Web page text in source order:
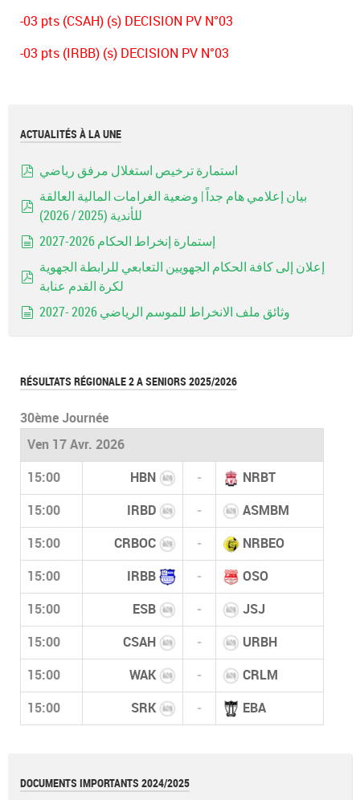
-03 pts (CSAH) (s) DECISION PV N°03
-03 pts (IRBB) (s) DECISION PV N°03
ACTUALITÉS À LA UNE
استمارة ترخيص استغلال مرفق رياضي
pdf
بيان إعلامي هام جداً | وضعية الغرامات المالية العالقة
للأندية (2025 / 2026)
إستمارة إنخراط الحكام 2026-2027
pdf
إعلان إلى كافة الحكام الجهويين التعابعي للرابطة الجهوية
لكرة القدم عنابة
وثائق ملف الانخراط للموسم الرياضي 2026 -2027
RÉSULTATS RÉGIONALE 2 A SENIORS 2025/2026
30ème Journée
Ven 17 Avr. 2026
15:00 HBN - NRBT
15:00 IRBD - ASMBM
15:00 CRBOC - NRBEO
15:00 IRBB - OSO
15:00 ESB - JSJ
15:00 CSAH - URBH
15:00 WAK - CRLM
15:00 SRK - EBA
DOCUMENTS IMPORTANTS 2024/2025